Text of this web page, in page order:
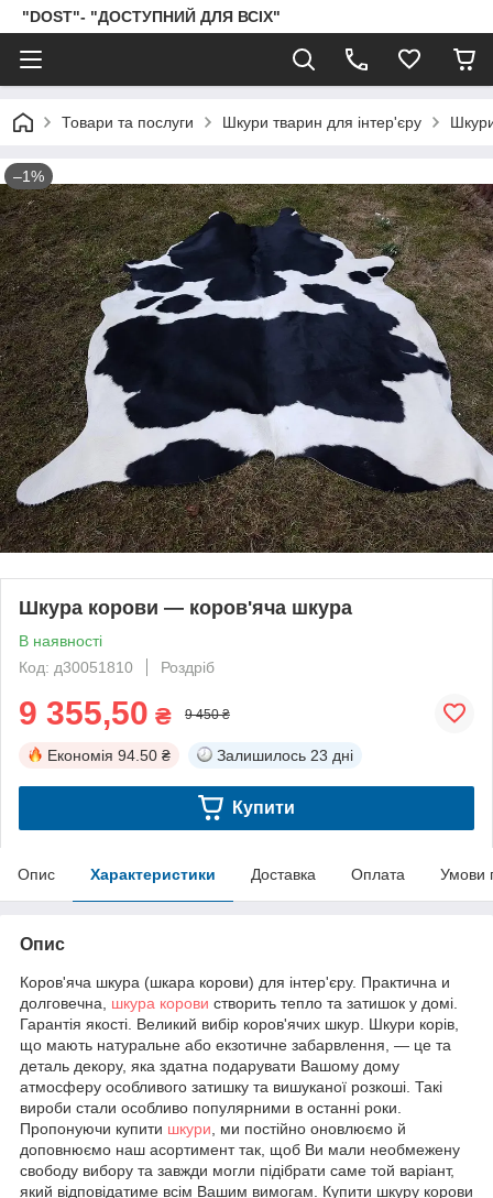
"DOST"- "ДОСТУПНИЙ ДЛЯ ВСІХ"
Товари та послуги Шкури тварин для інтер'єру
–1%
Шкура корови — коров'яча шкура
В наявності
Код: д30051810
Роздріб
9 355,50 ₴ 9 450 ₴
Економія 94.50 ₴ Залишилось 23 дні
Купити
Опис Характеристики Доставка Оплата Умови
Опис
Коров'яча шкура (шкара корови) для інтер'єру. Практична и
долговечна, шкура корови створить тепло та затишок у домі.
Гарантія якості. Великий вибір коров'ячих шкур. Шкури корів,
що мають натуральне або екзотичне забарвлення, — це та
деталь декору, яка здатна подарувати Вашому дому
атмосферу особливого затишку та вишуканої розкоші. Такі
вироби стали особливо популярними в останні роки.
Пропонуючи купити шкури , ми постійно оновлюємо й
доповнюємо наш асортимент так, щоб Ви мали необмежену
свободу вибору та завжди могли підібрати саме той варіант,
який відповідатиме всім Вашим вимогам. Купити шкуру корови